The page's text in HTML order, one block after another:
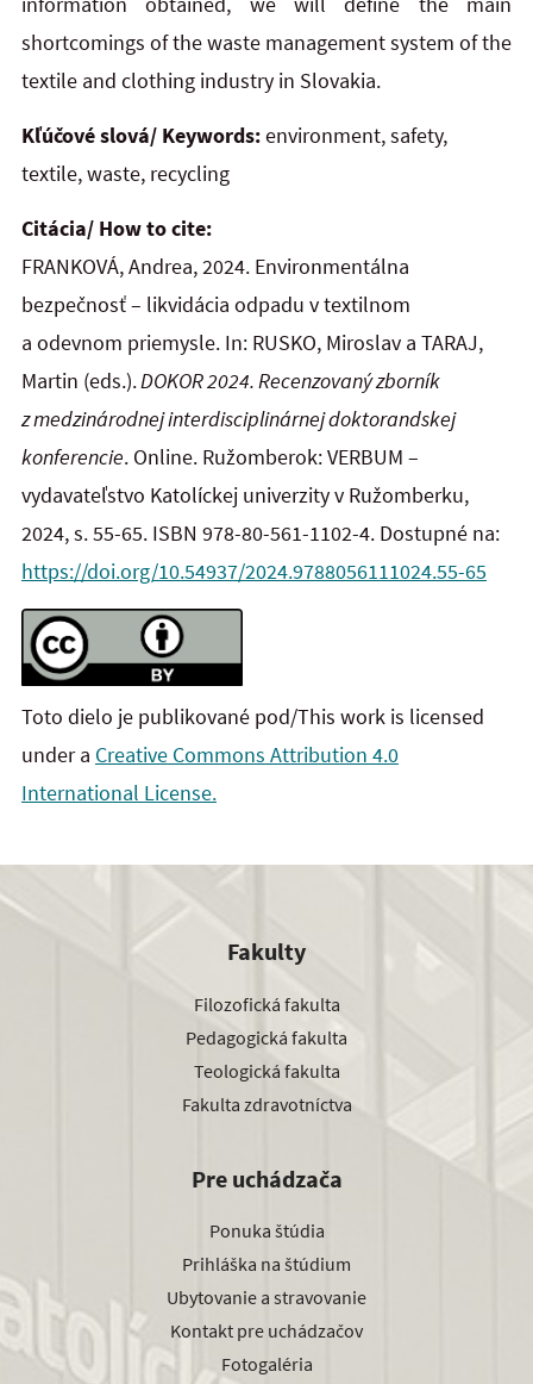
shortcomings of the waste management system of the
textile and clothing industry in Slovakia.
Kľúčové slová/ Keywords:environment, safety,
textile, waste, recycling
Citácia/ How to cite:
FRANKOVÁ, Andrea, 2024. Environmentálna
bezpečnosť – likvidácia odpadu v textilnom
a odevnom priemysle. In: RUSKO, Miroslav a TARAJ,
Martin (eds.).DOKOR 2024.Recenzovaný zborník
z medzinárodnej interdisciplinárnej doktorandskej
konferencie. Online. Ružomberok: VERBUM –
vydavateľstvo Katolíckej univerzity v Ružomberku,
2024, s. 55-65. ISBN 978-80-561-1102-4. Dostupné na:
https://doi.org/10.54937/2024.9788056111024.55-65
Toto dielo je publikované pod/This work is licensed
under a Creative Commons Attribution 4.0
International License.
Fakulty
Filozofická fakulta
Pedagogická fakulta
Teologická fakulta
Fakulta zdravotníctva
Pre uchádzača
Ponuka štúdia
Prihláška na štúdium
Ubytovanie a stravovanie
Kontakt pre uchádzačov
Fotogaléria